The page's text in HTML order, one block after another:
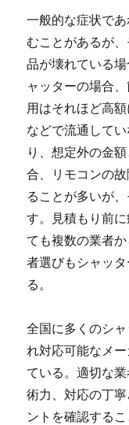
一般的な症状で
むことがあるが
品が壊れている
ャッターの場合
用はそれほど高
などで流通して
り、想定外の金
合、リモコンの
ることが多いが
す。見積もり前
ても複数の業者
者選びもシャッ
る。
全国に多くのシ
れ対応可能なメ
ている。適切な
術力、対応の丁
ントを確認する